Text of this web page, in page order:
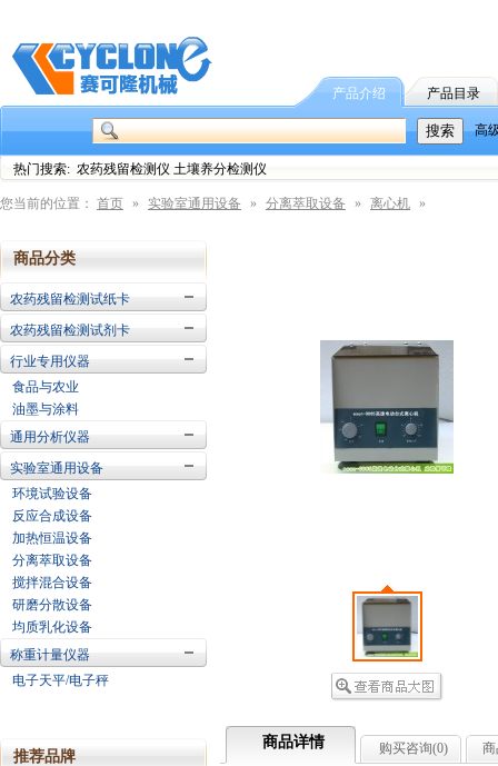
产品介绍 产品目录
高
热门搜索: 农药残留检测仪 土壤养分检测仪
您当前的位置： 首页 » 实验室通用设备 » 分离萃取设备 » 离心机 »
商品分类
农药残留检测试纸卡
农药残留检测试剂卡
行业专用仪器
食品与农业
油墨与涂料
通用分析仪器
实验室通用设备
环境试验设备
反应合成设备
加热恒温设备
分离萃取设备
搅拌混合设备
研磨分散设备
均质乳化设备
称重计量仪器
电子天平/电子秤
推荐品牌
商品详情 购买咨询(0)